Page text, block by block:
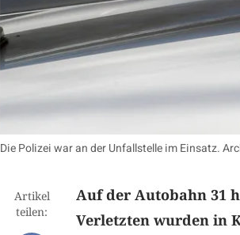
Die Polizei war an der Unfallstelle im Einsatz.
Artikel
teilen:
Auf der Autobahn 31
Verletzten wurden in